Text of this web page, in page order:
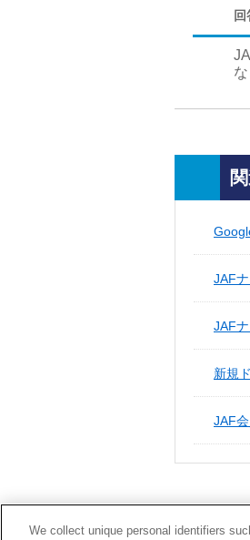
回
JAF
JAF
新規
JAF
We collect unique personal identifiers